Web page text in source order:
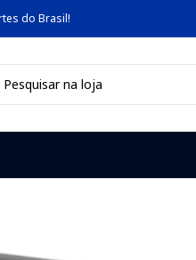
do Brasil!